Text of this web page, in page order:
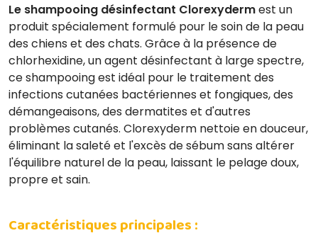
Le shampooing désinfectant Clorexydermest un
produit spécialement formulé pour le soin de la peau
des chiens et des chats. Grâce à la présence de
chlorhexidine, un agent désinfectant à large spectre,
ce shampooing est idéal pour le traitement des
infections cutanées bactériennes et fongiques, des
démangeaisons, des dermatites et d'autres
problèmes cutanés. Clorexyderm nettoie en douceur,
éliminant la saleté et l'excès de sébum sans altérer
l'équilibre naturel de la peau, laissant le pelage doux,
propre et sain.
Caractéristiques principales :